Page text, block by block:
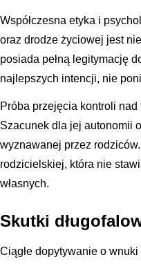
Współczesna etyka i
oraz drodze życiowej jest
posiada pełną legitymację
najlepszych intencji, nie
Próba przejęcia kontroli
Szacunek dla jej autonomii
wyznawanej przez
rodzicielskiej, która nie
własnych.
Skutki
Ciągłe dopytywanie o